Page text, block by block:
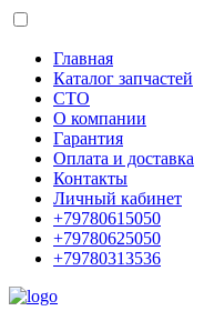
Главная
Каталог запчастей
СТО
О компании
Гарантия
Оплата и доставка
Контакты
Личный кабинет
+79780615050
+79780625050
+79780313536